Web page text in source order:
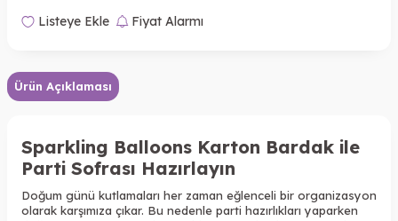
Listeye Ekle Fiyat Alarmı
Ürün Açıklaması
Sparkling Balloons Karton Bardak ile
Parti Sofrası Hazırlayın
Doğum günü kutlamaları her zaman eğlenceli bir organizasyon
olarak karşımıza çıkar. Bu nedenle parti hazırlıkları yaparken